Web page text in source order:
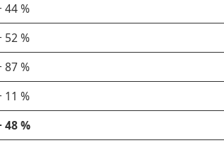
44 %
52 %
87 %
11 %
48 %